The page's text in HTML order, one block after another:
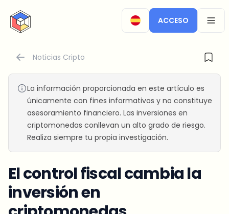
CryptoTicker
ACCESO
Noticias Cripto
La información proporcionada en este artículo es
únicamente con fines informativos y no constituye
asesoramiento financiero. Las inversiones en
criptomonedas conllevan un alto grado de riesgo.
Realiza siempre tu propia investigación.
El control fiscal cambia la
inversión en